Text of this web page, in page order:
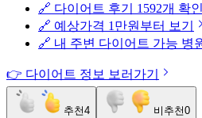
🔗 다이어트 후기 1592개 확인
🔗 예상가격 1만원부터 보기
🔗 내 주변 다이어트 가능 병
👉 다이어트 정보 보러가기
추천4 비추천0